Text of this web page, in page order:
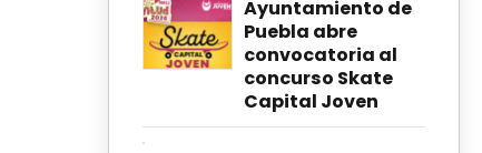
Ayuntamiento de
Puebla abre
convocatoria al
concurso Skate
Capital Joven